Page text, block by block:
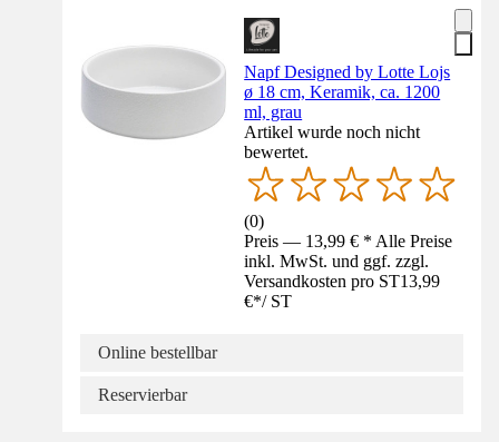
Napf Designed by Lotte Lojs
ø 18 cm, Keramik, ca. 1200
ml, grau
Artikel wurde noch nicht
bewertet.
(0)
Preis — 13,99 € * Alle Preise
inkl. MwSt. und ggf. zzgl.
Versandkosten pro ST13,99
€*/ ST
Online bestellbar
Reservierbar